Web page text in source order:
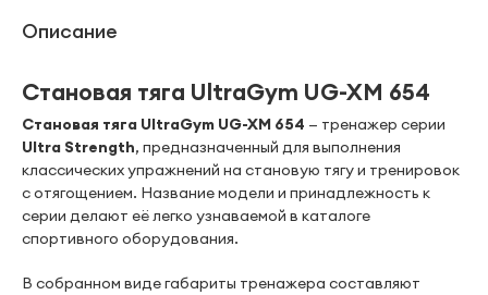
Описание
Становая тяга UltraGym UG-XM 654
Становая тяга UltraGym UG-XM 654 — тренажер серии
Ultra Strength, предназначенный для выполнения
классических упражнений на становую тягу и тренировок
с отягощением. Название модели и принадлежность к
серии делают её легко узнаваемой в каталоге
спортивного оборудования.
В собранном виде габариты тренажера составляют